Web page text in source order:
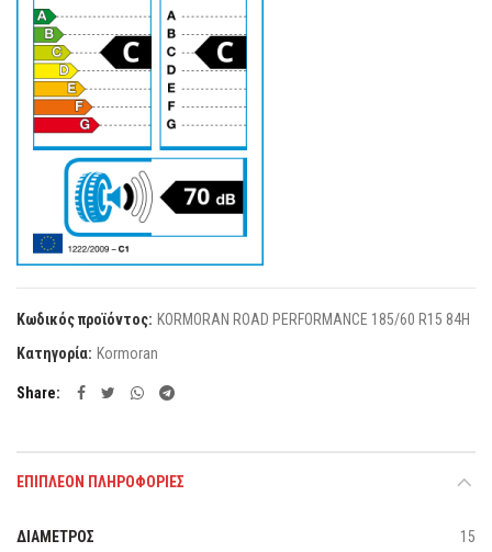
Κωδικός προϊόντος: KORMORAN ROAD PERFORMANCE 185/60 R15 84H
Κατηγορία: Kormoran
Share
ΕΠΙΠΛΈΟΝ ΠΛΗΡΟΦΟΡΊΕΣ
ΔΙΑΜΕΤΡΟΣ 15